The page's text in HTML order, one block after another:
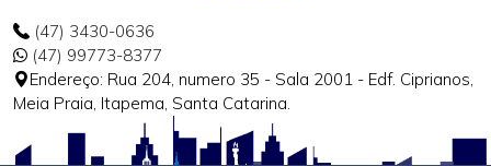
(47) 3430-0636
(47) 99773-8377
Endereço: Rua 204, numero 35 - Sala 2001 - Edf. Ciprianos,
Meia Praia, Itapema, Santa Catarina.